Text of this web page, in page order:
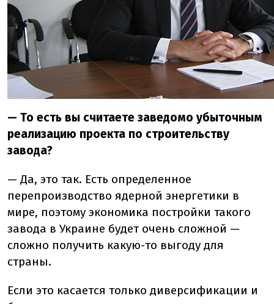
— То есть вы считаете заведомо убыточным
реализацию проекта по строительству
завода?
— Да, это так. Есть определенное
перепроизводство ядерной энергетики в
мире, поэтому экономика постройки такого
завода в Украине будет очень сложной —
сложно получить какую-то выгоду для
страны.
Если это касается только диверсификации и